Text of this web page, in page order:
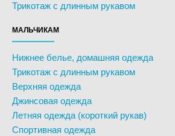
Трикотаж с длинным рукавом
МАЛЬЧИКАМ
Нижнее белье, домашняя одежда
Трикотаж с длинным рукавом
Верхняя одежда
Джинсовая одежда
Летняя одежда (короткий рукав)
Спортивная одежда